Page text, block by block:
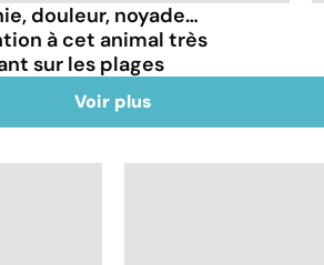
douleur, noyade…
à cet animal très
sur les plages
Voir plus